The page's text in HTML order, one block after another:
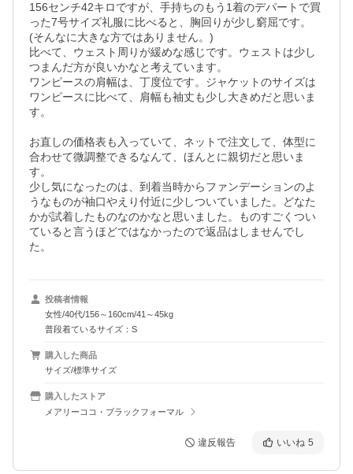
156センチ42キロですが、手持ちのもう1着のデパートで買
った7号サイズ礼服に比べると、胸回りが少し窮屈です。
(そんなに大きな方ではありません。)
比べて、ウェスト周りが緩めな感じです。ウェストは少し
つまんだ方が良いかなと考えています。
ワンピースの肩幅は、丁度位です。ジャケットのサイズは
ワンピースに比べて、肩幅も袖丈も少し大きめだと思いま
す。
お直しの価格表も入っていて、ネットで注文して、体型に
合わせて微調整できるなんて、ほんとに親切だと思いま
す。
少し気になったのは、到着当時からファンデーションのよ
うなものが袖口やえり付近に少しついていました。どなた
かが試着したものなのかなと思いました。ものすごくつい
ていると言うほどではなかったので返品はしませんでし
た。
投稿者情報
女性/40代/156～160cm/41～45kg
普段着ているサイズ：S
購入した商品
サイズ/標準サイズ
購入したストア
メアリーココ・ブラックフォーマル
違反報告 いいね 5